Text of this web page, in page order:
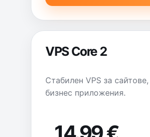
VPS Core 2
Стабилен VPS за
бизнес приложения.